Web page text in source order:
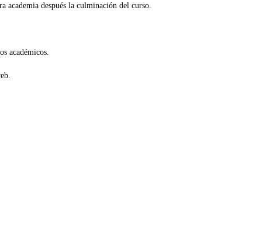
después la culminación del curso.
académicos.